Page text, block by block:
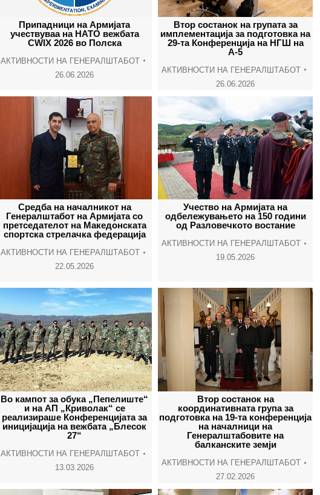
windowwindowwindow
Припадници на Армијата
учествуваа на НАТО вежбата
CWIX 2026 во Полска
АКТИВНОСТИ НА ГЕНЕРАЛШТАБОТ
26.06.2026
Втор состанок на групата за
имплементација за подготовка на
29-та Конференција на НГШ на
А-5
АКТИВНОСТИ НА ГЕНЕРАЛШТАБОТ
26.06.2026
Средба на началникот на
Генералштабот на Армијата со
претседателот на Македонската
спортска стрелачка федерација
АКТИВНОСТИ НА ГЕНЕРАЛШТАБОТ
22.05.2026
Учество на Армијата на
одбележувањето на 150 години
од Разловечкото востание
АКТИВНОСТИ НА ГЕНЕРАЛШТАБОТ
19.05.2026
Во кампот за обука „Пепелиште“
и на АП „Криволак“ се
реализираше Конференцијата за
иницијација на вежбата „Блесок
27“
АКТИВНОСТИ НА ГЕНЕРАЛШТАБОТ
13.03.2026
Втор состанок на
координативната група за
подготовка на 19-та конференција
на началници на
Генералштабовите на
балканските земји
АКТИВНОСТИ НА ГЕНЕРАЛШТАБОТ
27.02.2026